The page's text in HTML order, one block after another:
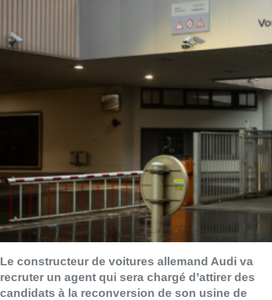
Le constructeur de voitures allemand Audi va
recruter un agent qui sera chargé d’attirer des
candidats à la reconversion de son usine de